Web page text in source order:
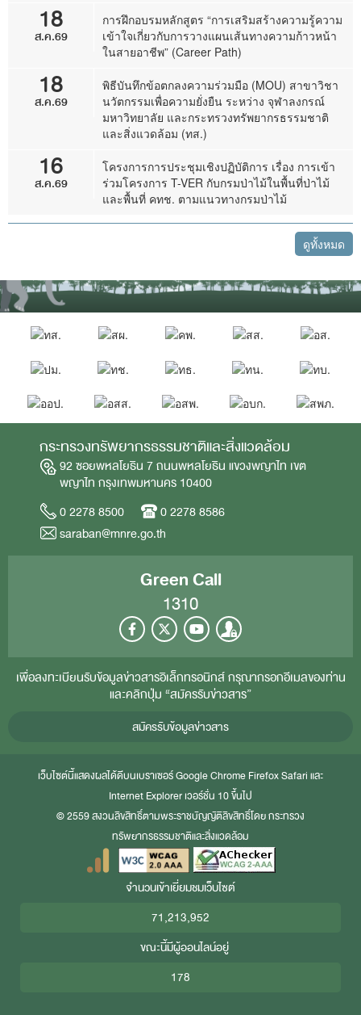
18
ส.ค.69
การฝึกอบรมหลักสูตร “การเสริมสร้างความรู้ความ
เข้าใจเกี่ยวกับการวางแผนเส้นทางความก้าวหน้า
ในสายอาชีพ” (Career Path)
18
ส.ค.69
พิธีบันทึกข้อตกลงความร่วมมือ (MOU) สาขาวิชา
นวัตกรรมเพื่อความยั่งยืน ระหว่าง จุฬาลงกรณ์
มหาวิทยาลัย และกระทรวงทรัพยากรธรรมชาติ
และสิ่งแวดล้อม (ทส.)
16
ส.ค.69
โครงการการประชุมเชิงปฏิบัติการ เรื่อง การเข้า
ร่วมโครงการ T-VER กับกรมป่าไม้ในพื้นที่ป่าไม้
และพื้นที่ คทช. ตามแนวทางกรมป่าไม้
ดูทั้งหมด
กระทรวงทรัพยากรธรรมชาติและสิ่งแวดล้อม
92 ซอยพหลโยธิน 7 ถนนพหลโยธิน แขวงพญาไท เขต
พญาไท กรุงเทพมหานคร 10400
0 2278 8500
0 2278 8586
saraban@mnre.go.th
Green Call
1310
เพื่อลงทะเบียนรับข้อมูลข่าวสารอิเล็กทรอนิกส์ กรุณากรอกอีเมลของท่าน
และคลิกปุ่ม “สมัครรับข่าวสาร”
สมัครรับข้อมูลข่าวสาร
เว็บไซต์นี้แสดงผลได้ดีบนเบราเซอร์Google Chrome FirefoxSafari และ
Internet Explorer เวอร์ชั่น 10 ขึ้นไป
© 2559 สงวนลิขสิทธิ์ตามพระราชบัญญัติลิขสิทธิ์โดย กระทรวง
ทรัพยากรธรรมชาติและสิ่งแวดล้อม
จำนวนเข้าเยี่ยมชมเว็บไซต์
71,213,952
ขณะนี้มีผู้ออนไลน์อยู่
178